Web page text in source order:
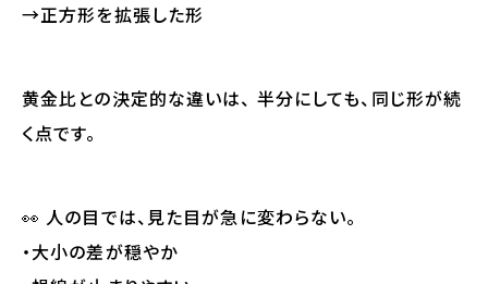
→正方形を拡張した形
黄金比との決定的な違いは、 半分にしても、同じ形が続
く点です。
👀 人の目では、見た目が急に変わらない。
・大小の差が穏やか